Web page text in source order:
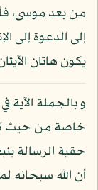
من بعد موسى،
إلى الدعوة إلى
يكون هاتان
و بالجملة الآية
خاصة من حيث
حقية الرسالة
أن الله سبحانه